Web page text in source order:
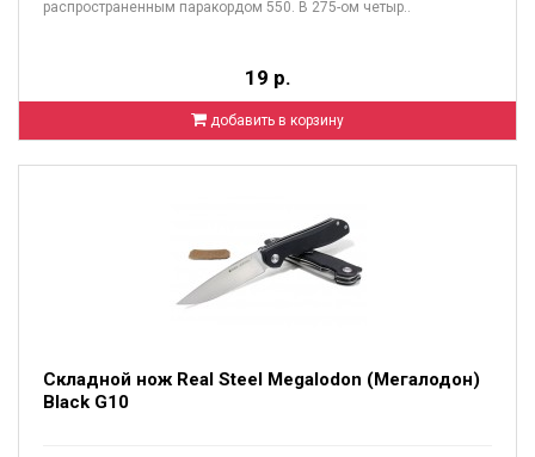
распространенным паракордом 550. В 275-ом четыр..
19 р.
добавить в корзину
Складной нож Real Steel Megalodon (Мегалодон)
Black G10